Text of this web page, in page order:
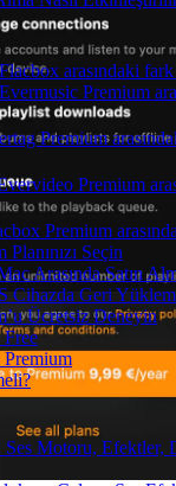
arasındaki
Premium
Premium
Premium
Premium
Planınızı Seçin
Arasında Satın
Cihazda Geri
Ücretsiz Deneyin
Motoru, Efektler,